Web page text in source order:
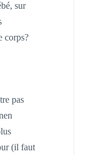
sur
corps?
pas
(il faut